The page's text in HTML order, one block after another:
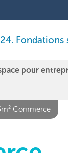
pour
Commerce